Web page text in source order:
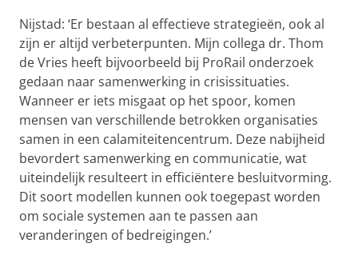
Nijstad: ‘Er bestaan al effectieve strategieën, ook al
zijn er altijd verbeterpunten. Mijn collega dr. Thom
de Vries heeft bijvoorbeeld bij ProRail onderzoek
gedaan naar samenwerking in crisissituaties.
Wanneer er iets misgaat op het spoor, komen
mensen van verschillende betrokken organisaties
samen in een calamiteitencentrum. Deze nabijheid
bevordert samenwerking en communicatie, wat
uiteindelijk resulteert in efficiëntere besluitvorming.
Dit soort modellen kunnen ook toegepast worden
om sociale systemen aan te passen aan
veranderingen of bedreigingen.’